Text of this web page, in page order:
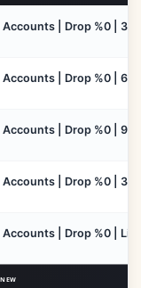
Accounts | Drop %0 |
Accounts | Drop %0 |
Accounts | Drop %0 |
Accounts | Drop %0 |
Accounts | Drop %0 |